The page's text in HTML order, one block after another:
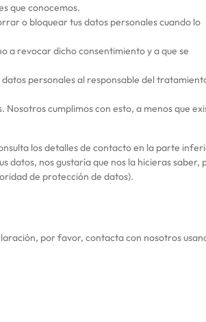
que conocemos.
o bloquear tus datos personales cuando lo
a revocar dicho consentimiento y a que se
personales al responsable del
cumplimos con esto, a menos que
los detalles de contacto en la parte
datos, nos gustaría que nos la hicieras saber,
de protección de datos).
por favor, contacta con nosotros